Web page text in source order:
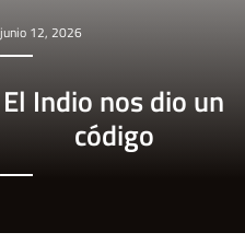
junio 12, 2026
El Indio nos dio un
código